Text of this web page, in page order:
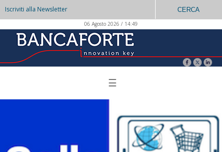
Iscriviti alla Newsletter CERCA
06 Agosto 2026 / 14:49
☰